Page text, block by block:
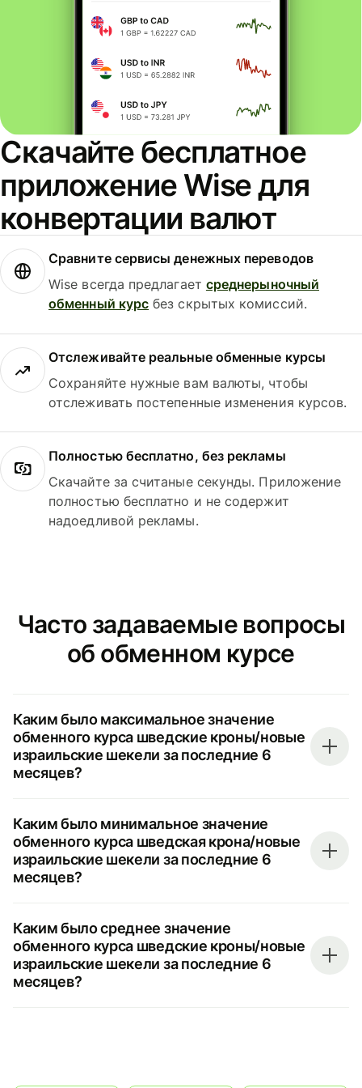
Скачайте бесплатное
приложение Wise для
конвертации валют
Сравните сервисы денежных переводов
Wise всегда предлагает среднерыночный
обменный курс без скрытых комиссий.
Отслеживайте реальные обменные курсы
Сохраняйте нужные вам валюты, чтобы
отслеживать постепенные изменения курсов.
Полностью бесплатно, без рекламы
Скачайте за считаные секунды. Приложение
полностью бесплатно и не содержит
надоедливой рекламы.
Часто задаваемые вопросы
об обменном курсе
Каким было максимальное значение
обменного курса шведские кроны/новые
израильские шекели за последние 6
месяцев?
Каким было минимальное значение
обменного курса шведская крона/новые
израильские шекели за последние 6
месяцев?
Каким было среднее значение
обменного курса шведские кроны/новые
израильские шекели за последние 6
месяцев?